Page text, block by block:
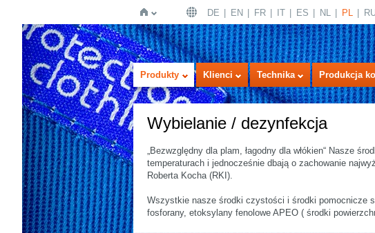
Strona
główna
DE EN FR IT ES NL PL
Produkty Klienci Technika Produkcja
Wybielanie / dezynfekcja
„Bezwzględny dla plam, łagodny dla włókien“ Nasze
temperaturach i jednocześnie dbają o zachowanie
Roberta Kocha (RKI).
Wszystkie nasze środki czystości i środki pomocnicze
fosforany, etoksylany fenolowe APEO ( środki